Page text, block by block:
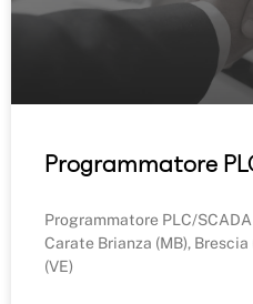
Programmatore
Programmatore PLC/SCADA
Carate Brianza (MB), Brescia
(VE)